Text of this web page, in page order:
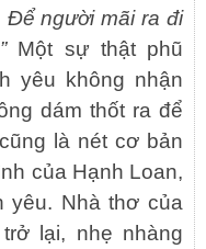
ra đi
Một sự thật phũ
yêu không nhận
dám thốt ra để
là nét cơ bản
của Hạnh Loan,
yêu. Nhà thơ của
lại, nhẹ nhàng